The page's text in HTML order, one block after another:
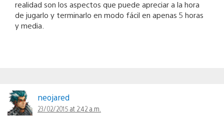
realidad son los aspectos que puede apreciar a la hora
de jugarlo y terminarlo en modo fácil en apenas 5 horas
y media.
neojared
23/02/2015 at 2:42 a.m.